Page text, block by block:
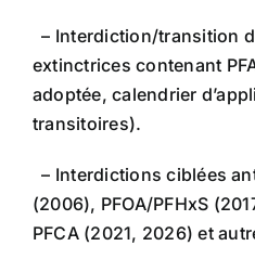
– Interdiction/transition
extinctrices contenant
adoptée, calendrier
transitoires).
– Interdictions ciblées
(2006), PFOA/PFHxS
PFCA (2021, 2026) et